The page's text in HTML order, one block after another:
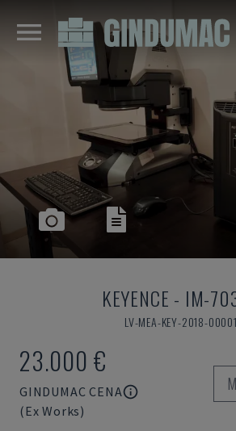
KEYENCE - IM-
LV-MEA-KEY-2018-00001
23.000 €
GINDUMAC CENA
(Ex Works)